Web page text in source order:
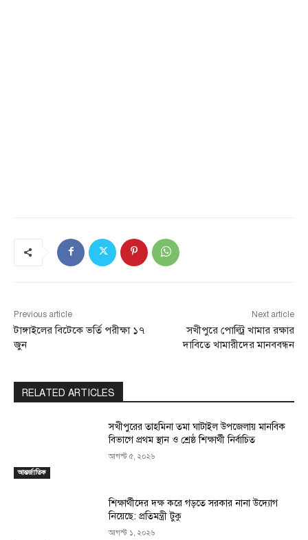
Previous article
টাঙ্গাইলের বিটেকে ভর্তি পরীক্ষা ১৭
জুন
Next article
সখীপুরে পোল্ট্রি খামার রক্ষার
দাবিতে খামারীদের মানববন্ধন
RELATED ARTICLES
আন্তর্জাতিক
সখীপুরের তাহমিনা তমা ঘাটাইল উপজেলায় মানবিক
বিভাগে প্রথম স্থান ও শ্রেষ্ঠ শিক্ষার্থী নির্বাচিত
আগস্ট ৫, ২০২৬
শিক্ষার্থীদের দক্ষ করে গড়তে সরকার নানা উদ্যোগ
নিয়েছে: প্রতিমন্ত্রী টুকু
আগস্ট ১, ২০২৬